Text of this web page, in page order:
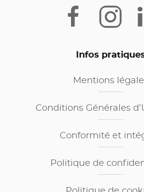
Infos
Mentions
Conditions Générales
Conformité et
Politique de